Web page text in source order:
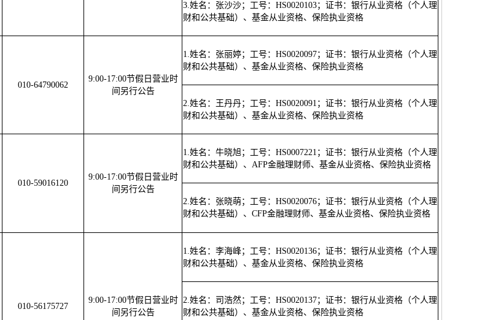
3.姓名：张沙沙；工号：HS0020103；证书：银行从业资格（个人理
财和公共基础）、基金从业资格、保险执业资格
010-64790062
9:00-17:00节假日营业时
间另行公告
1.姓名：张丽婷；工号：HS0020097；证书：银行从业资格（个人理
财和公共基础）、基金从业资格、保险执业资格
2.姓名：王丹丹；工号：HS0020091；证书：银行从业资格（个人理
财和公共基础）、基金从业资格、保险执业资格
010-59016120
9:00-17:00节假日营业时
间另行公告
1.姓名：牛晓旭；工号：HS0007221；证书：银行从业资格（个人理
财和公共基础）、AFP金融理财师、基金从业资格、保险执业资格
2.姓名：张晓萌；工号：HS0020076；证书：银行从业资格（个人理
财和公共基础）、CFP金融理财师、基金从业资格、保险执业资格
010-56175727
9:00-17:00节假日营业时
间另行公告
1.姓名：李海峰；工号：HS0020136；证书：银行从业资格（个人理
财和公共基础）、基金从业资格、保险执业资格
2.姓名：司浩然；工号：HS0020137；证书：银行从业资格（个人理
财和公共基础）、基金从业资格、保险执业资格